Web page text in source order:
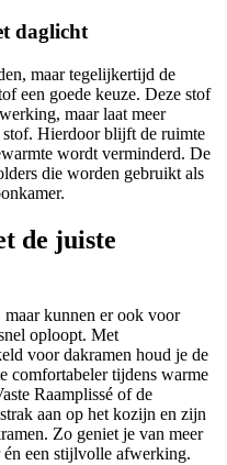
daglicht
maar tegelijkertijd de
een goede keuze. Deze stof
maar laat meer
stof. Hierdoor blijft de ruimte
wordt verminderd. De
die worden gebruikt als
de juiste
kunnen er ook voor
oploopt. Met
voor dakramen houd je de
comfortabeler tijdens warme
Raamplissé of de
aan op het kozijn en zijn
Zo geniet je van meer
én een stijlvolle afwerking.